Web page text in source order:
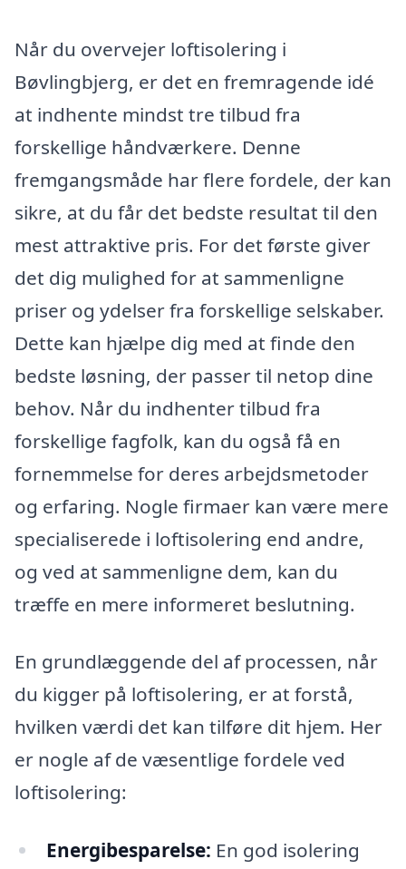
Når du overvejer loftisolering i
Bøvlingbjerg, er det en fremragende idé
at indhente mindst tre tilbud fra
forskellige håndværkere. Denne
fremgangsmåde har flere fordele, der kan
sikre, at du får det bedste resultat til den
mest attraktive pris. For det første giver
det dig mulighed for at sammenligne
priser og ydelser fra forskellige selskaber.
Dette kan hjælpe dig med at finde den
bedste løsning, der passer til netop dine
behov. Når du indhenter tilbud fra
forskellige fagfolk, kan du også få en
fornemmelse for deres arbejdsmetoder
og erfaring. Nogle firmaer kan være mere
specialiserede i loftisolering end andre,
og ved at sammenligne dem, kan du
træffe en mere informeret beslutning.
En grundlæggende del af processen, når
du kigger på loftisolering, er at forstå,
hvilken værdi det kan tilføre dit hjem. Her
er nogle af de væsentlige fordele ved
loftisolering:
Energibesparelse: En god isolering